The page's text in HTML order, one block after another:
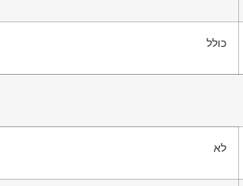
כולל
לא